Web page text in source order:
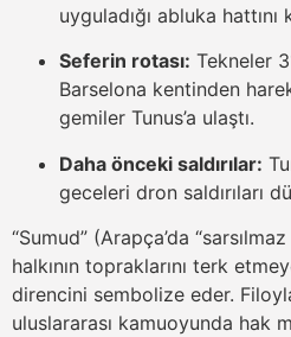
uyguladığı abluka hattını
Seferin rotası: Tekneler
Barselona kentinden
gemiler Tunus’a ulaştı.
Daha önceki saldırılar:
geceleri dron saldırıları
“Sumud” (Arapça’da
halkının topraklarını terk
direncini sembolize eder.
uluslararası kamuoyunda hak